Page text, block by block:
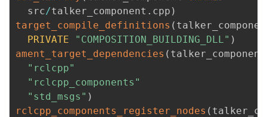
  src
/talker_component . cpp )
target_compile_definitions (
PRIVATE
"COMPOSITION_BUILDING_DLL" )
ament_target_dependencies ( talker_component
"rclcpp"
"rclcpp_components"
"std_msgs" )
rclcpp_components_register_nodes (